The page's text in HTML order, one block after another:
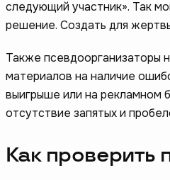
следующий участник». Так
решение. Создать для
Также псевдоорганизаторы
материалов на наличие
выигрыше или на рекламном
отсутствие запятых и
Как проверить